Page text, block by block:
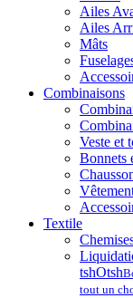
Ailes
Ailes
Mâts
Combinaisons
Veste et
Bonnets
Textile
tshOtsh
tout un